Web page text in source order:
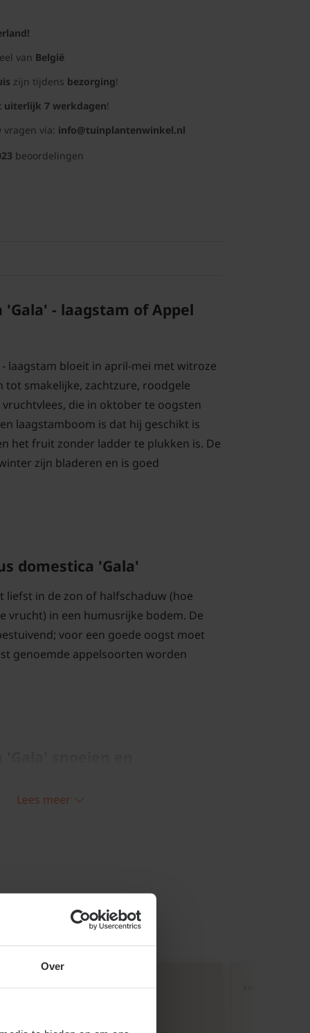
Over
van België
zijn tijdens bezorging!
uiterlijk 7 werkdagen!
vragen via: info@tuinplantenwinkel.nl
beoordelingen
'Gala' - laagstam of Appel
laagstam bloeit in april-mei met witroze
tot smakelijke, zachtzure, roodgele
die in oktober te oogsten
laagstamboom is dat hij geschikt is
het fruit zonder ladder te plukken is. De
zijn bladeren en is goed
domestica 'Gala'
liefst in de zon of halfschaduw (hoe
vrucht) in een humusrijke bodem. De
voor een goede oogst moet
genoemde appelsoorten worden
aantal hoofdtakken. De hoogte van
zelf. Vanuit de hoofdtakken zullen
groeien. Knip deze takjes op 10
Hieraan vormen zich in de loop van de
Lees meer